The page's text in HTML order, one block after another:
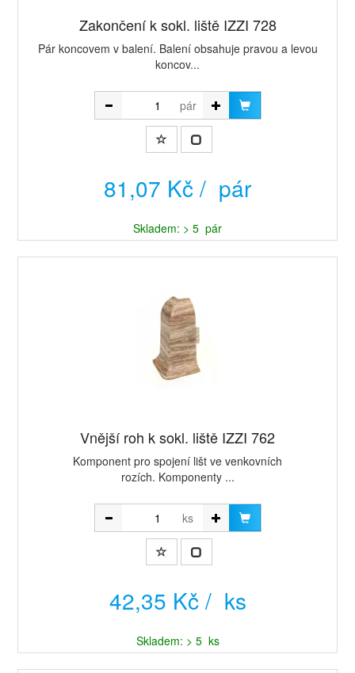
Zakončení k sokl. liště IZZI 728
Pár koncovem v balení. Balení obsahuje pravou a levou
koncov...
pár
81,07 Kč / pár
Skladem: > 5 pár
Vnější roh k sokl. liště IZZI 762
Komponent pro spojení lišt ve venkovních
rozích. Komponenty ...
ks
42,35 Kč / ks
Skladem: > 5 ks